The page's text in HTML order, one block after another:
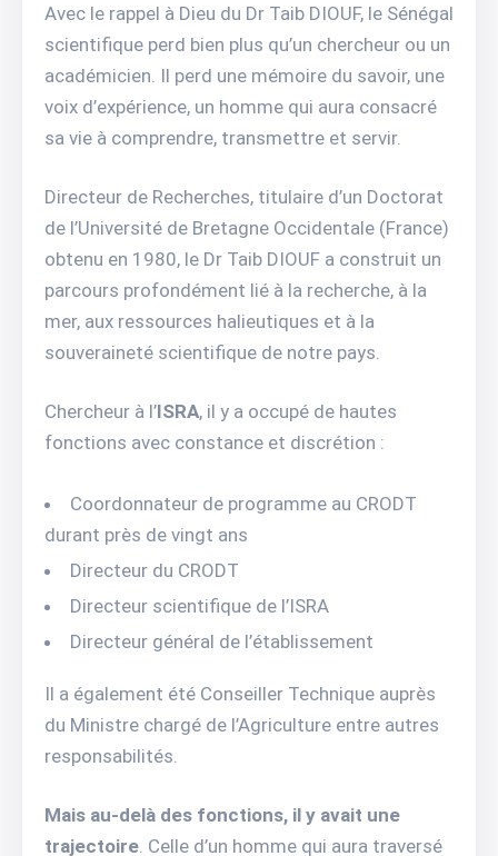
Avec le rappel à Dieu du Dr Taib DIOUF, le Sénégal
scientifique perd bien plus qu’un chercheur ou un
académicien. Il perd une mémoire du savoir, une
voix d’expérience, un homme qui aura consacré
sa vie à comprendre, transmettre et servir.
Directeur de Recherches, titulaire d’un Doctorat
de l’Université de Bretagne Occidentale (France)
obtenu en 1980, le Dr Taib DIOUF a construit un
parcours profondément lié à la recherche, à la
mer, aux ressources halieutiques et à la
souveraineté scientifique de notre pays.
Chercheur à l’ISRA, il y a occupé de hautes
fonctions avec constance et discrétion :
Coordonnateur de programme au CRODT
durant près de vingt ans
Directeur du CRODT
Directeur scientifique de l’ISRA
Directeur général de l’établissement
Il a également été Conseiller Technique auprès
du Ministre chargé de l’Agriculture entre autres
responsabilités.
Mais au-delà des fonctions, il y avait une
trajectoire . Celle d’un homme qui aura traversé